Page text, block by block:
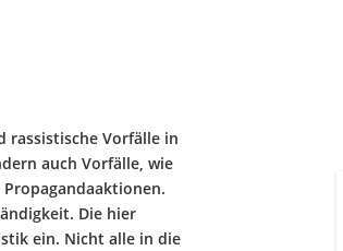
Vorfälle in
auch Vorfälle, wie
Die hier
ein. Nicht alle in die